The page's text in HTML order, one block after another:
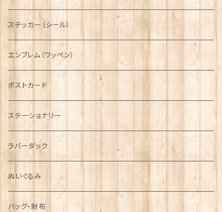
ニット帽
ボタンラップマフラー【Aran Traditions】
ファッションマスク
その他テーブルウェア
動物＆植物
国旗＆紋章
音楽＆楽器
運動＆人物
シンボル
NAVY
AIRFORCE
ARMY
ピューター
ステッカー（シール）
エンブレム（ワッペン）
ポストカード
ステーショナリー
ラバーダック
ぬいぐるみ
バッグ・財布